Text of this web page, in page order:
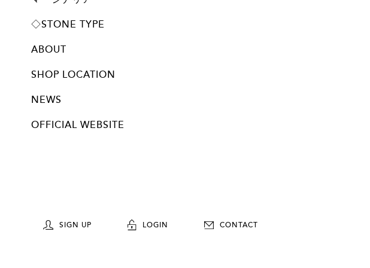
◇STONE TYPE
ABOUT
SHOP LOCATION
NEWS
OFFICIAL WEBSITE
SIGN UP LOGIN CONTACT